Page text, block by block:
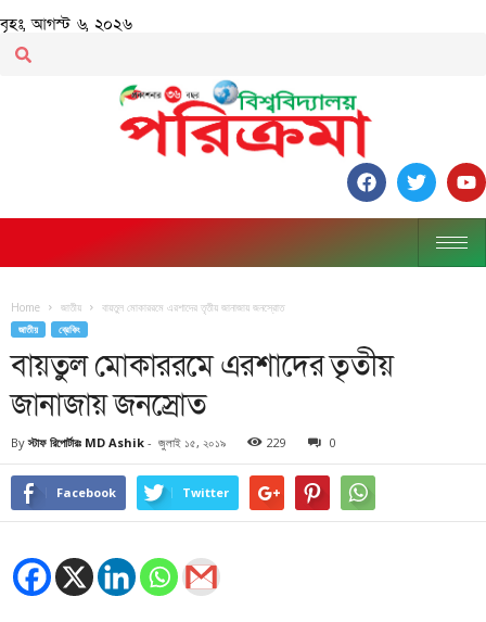
বৃহঃ, আগস্ট ৬, ২০২৬
Home জাতীয় বায়তুল মোকাররমে এরশাদের তৃতীয় জানাজায় জনস্রোত
জাতীয় ব্রেকিং
বায়তুল মোকাররমে এরশাদের তৃতীয়
জানাজায় জনস্রোত
By স্টাফ রিপোর্টারঃ MD Ashik - জুলাই ১৫, ২০১৯ 229 0
Facebook Twitter